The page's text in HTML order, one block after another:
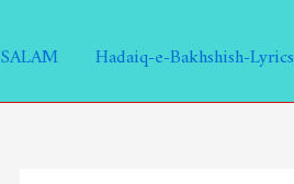
SALAM Hadaiq-e-Bakhshish-Lyrics